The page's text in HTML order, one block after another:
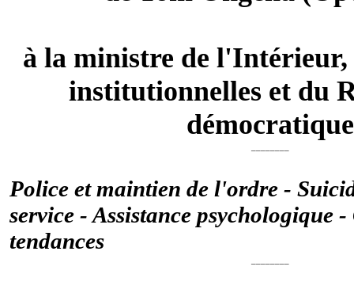
à la ministre de l'Intérieur,
institutionnelles et du
démocratique
Police et maintien de l'ordre -
service - Assistance psychologique
tendances